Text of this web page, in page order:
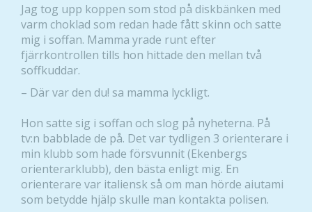
Jag tog upp koppen som stod på diskbänken med
varm choklad som redan hade fått skinn och satte
mig i soffan. Mamma yrade runt efter
fjärrkontrollen tills hon hittade den mellan två
soffkuddar.
– Där var den du! sa mamma lyckligt.
Hon satte sig i soffan och slog på nyheterna. På
tv:n babblade de på. Det var tydligen 3 orienterare i
min klubb som hade försvunnit (Ekenbergs
orienterarklubb), den bästa enligt mig. En
orienterare var italiensk så om man hörde aiutami
som betydde hjälp skulle man kontakta polisen.